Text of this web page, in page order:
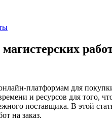
платформам для
и ресурсов для того,
поставщика. В этой
на заказ.